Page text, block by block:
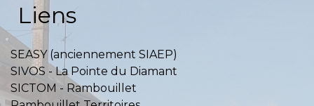
Liens
SEASY (anciennement SIAEP)
SIVOS - La Pointe du Diamant
SICTOM - Rambouillet